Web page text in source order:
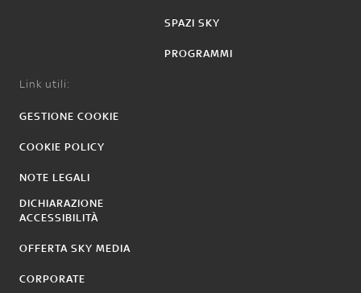
SPAZI SKY
PROGRAMMI
Link utili:
GESTIONE COOKIE
COOKIE POLICY
NOTE LEGALI
DICHIARAZIONE
ACCESSIBILITÀ
OFFERTA SKY MEDIA
CORPORATE